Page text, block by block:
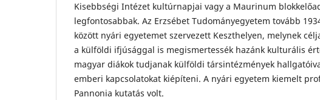
Kisebbségi Intézet kultúrnapjai vagy a Maurinum
legfontosabbak. Az Erzsébet Tudományegyetem tovább
között nyári egyetemet szervezett Keszthelyen, melynek
a külföldi ifjúsággal is megismertessék hazánk kulturális
magyar diákok tudjanak külföldi társintézmények
emberi kapcsolatokat kiépíteni. A nyári egyetem kiemelt
Pannonia kutatás volt.